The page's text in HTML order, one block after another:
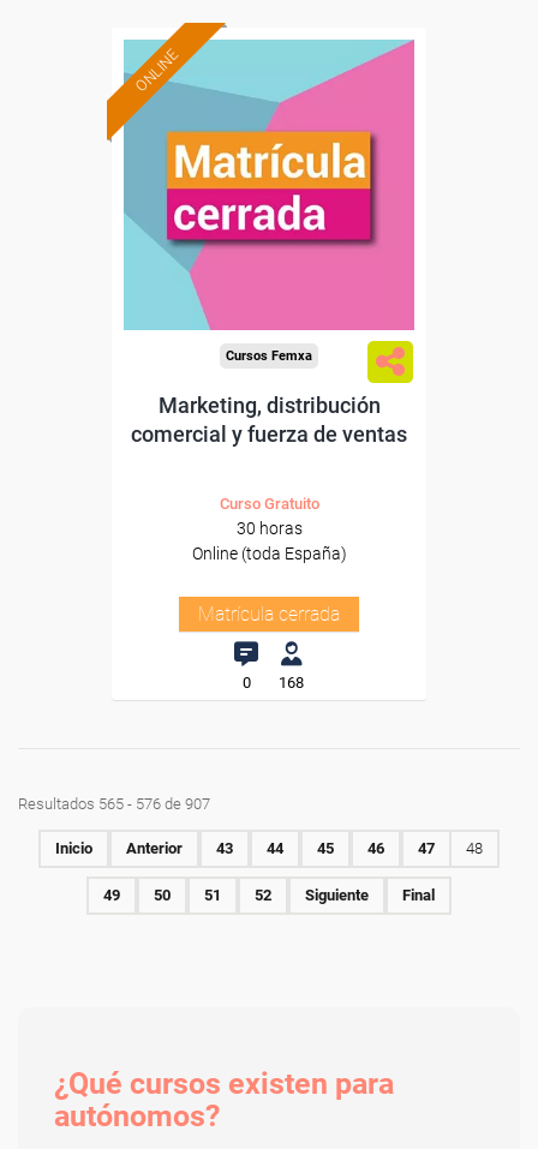
ONLINE
Cursos Femxa
Marketing, distribución
comercial y fuerza de ventas
Curso Gratuito
30 horas
Online (toda España)
Matrícula cerrada
0 168
Resultados 565 - 576 de 907
Inicio Anterior 43 44 45 46 47 48
49 50 51 52 Siguiente Final
¿Qué cursos existen para
autónomos?